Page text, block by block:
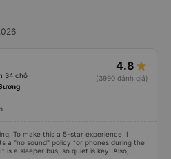
34 chỗ
4.8
(3990 đánh giá)
To make this a 5-star experience, I
a "no sound" policy for phones during the
is a sleeper bus, so quiet is key! Also,